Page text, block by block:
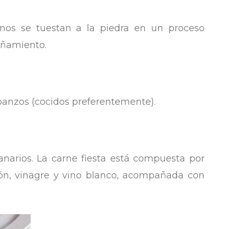
se tuestan a la piedra en un proceso
(cocidos preferentemente).
La carne fiesta está compuesta por
vinagre y vino blanco, acompañada con